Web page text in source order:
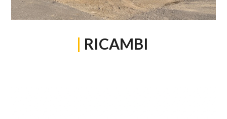
| RICAMBI